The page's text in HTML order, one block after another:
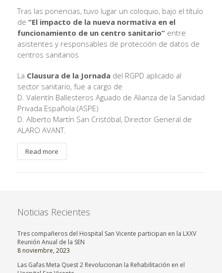
Tras las ponencias, tuvo lugar un coloquio, bajo el título
de “El impacto de la nueva normativa en el
funcionamiento de un centro sanitario” entre
asistentes y responsables de protección de datos de
centros sanitarios
La Clausura de la Jornada del RGPD aplicado al
sector sanitario, fue a cargo de
D. Valentín Ballesteros Aguado de Alianza de la Sanidad
Privada Española (ASPE)
D. Alberto Martín San Cristóbal, Director General de
ALARO AVANT.
Read more
Noticias Recientes
Tres compañeros del Hospital San Vicente participan en la LXXV
Reunión Anual de la SEN
8 noviembre, 2023
Las Gafas Meta Quest 2 Revolucionan la Rehabilitación en el